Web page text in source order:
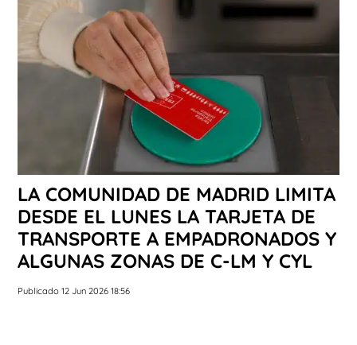
LA COMUNIDAD DE MADRID LIMITA
DESDE EL LUNES LA TARJETA DE
TRANSPORTE A EMPADRONADOS Y
ALGUNAS ZONAS DE C-LM Y CYL
Publicado 12 Jun 2026 18:56